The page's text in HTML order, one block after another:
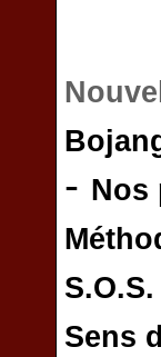
- Nos
Sens